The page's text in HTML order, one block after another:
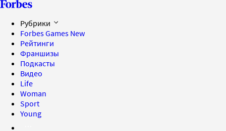
Рубрики
Forbes Games New
Рейтинги
Франшизы
Подкасты
Видео
Life
Woman
Sport
Young